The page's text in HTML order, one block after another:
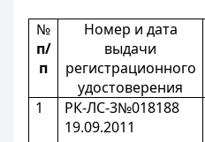
№
п/
п
Номер и дата
выдачи
регистрационного
удостоверения
1
РК-ЛС-3№018188
19.09.2011